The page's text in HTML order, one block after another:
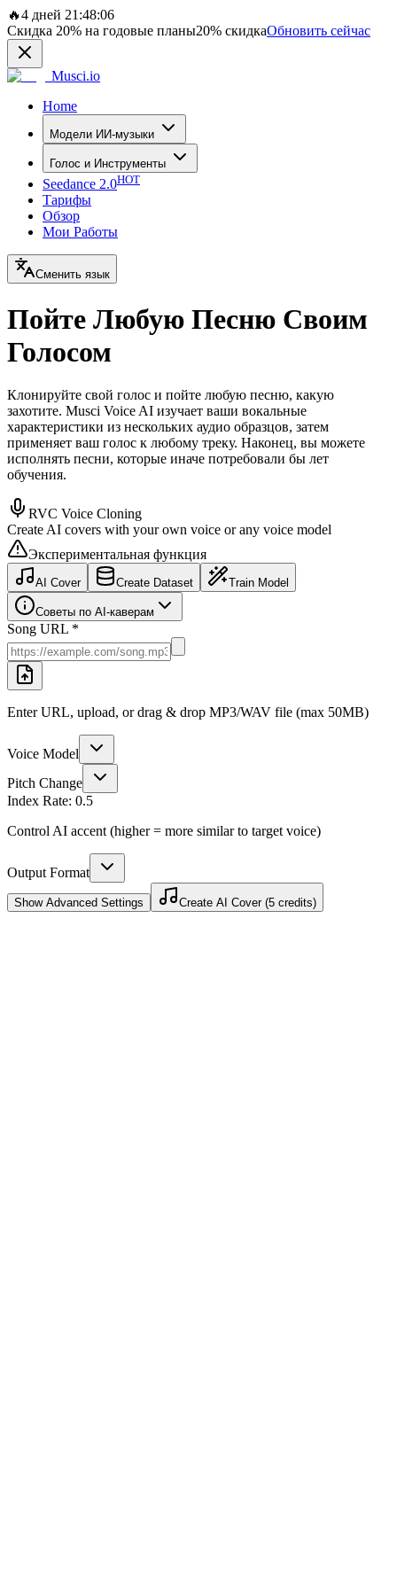
🔥4 дней 21:48:06
Скидка 20% на годовые планы20% скидкаОбновить сейчас
Musci.io
Home
Модели ИИ-музыки
Голос и Инструменты
Seedance 2.0HOT
Тарифы
Обзор
Мои Работы
Сменить язык
Пойте Любую Песню Своим
Голосом
Клонируйте свой голос и пойте любую песню, какую
захотите. Musci Voice AI изучает ваши вокальные
характеристики из нескольких аудио образцов, затем
применяет ваш голос к любому треку. Наконец, вы можете
исполнять песни, которые иначе потребовали бы лет
обучения.
RVC Voice Cloning
Create AI covers with your own voice or any voice model
Экспериментальная функция
AI Cover Create Dataset Train Model
Советы по AI-каверам
Song URL *
Enter URL, upload, or drag & drop MP3/WAV file (max 50MB)
Voice Model
Pitch Change
Index Rate: 0.5
Control AI accent (higher = more similar to target voice)
Output Format
ShowAdvanced Settings Create AI Cover (5 credits)